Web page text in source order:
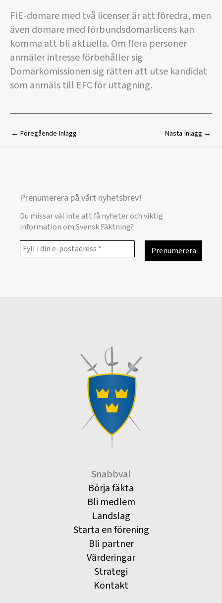
FIE-domare med två licenser är att föredra, men
även domare med förbundsdomarlicens kan
komma att bli aktuella. Om flera personer
anmäler intresse förbehåller sig
Domarkomissionen sig rätten att utse kandidat
som anmäls till EFC för uttagning.
← Föregående Inlägg Nästa Inlägg →
Prenumerera på vårt nyhetsbrev!
Du missar väl inte att få nyheter och viktig
information om Svensk Fäktning?
Snabbval
Börja fäkta
Bli medlem
Landslag
Starta en förening
Bli partner
Värderingar
Strategi
Kontakt